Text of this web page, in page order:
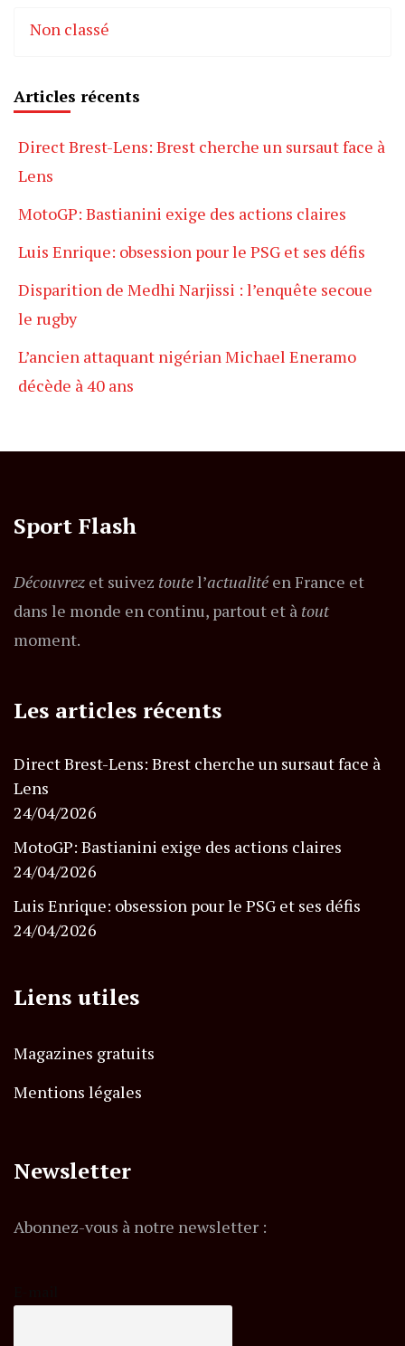
Non classé
Articles récents
Direct Brest-Lens: Brest cherche un sursaut face à
Lens
MotoGP: Bastianini exige des actions claires
Luis Enrique: obsession pour le PSG et ses défis
Disparition de Medhi Narjissi : l’enquête secoue
le rugby
L’ancien attaquant nigérian Michael Eneramo
décède à 40 ans
Sport Flash
Découvrez et suivez toutel’actualitéen France et
dans le monde en continu, partout et à tout
moment.
Les articles récents
Direct Brest-Lens: Brest cherche un sursaut face à
Lens
24/04/2026
MotoGP: Bastianini exige des actions claires
24/04/2026
Luis Enrique: obsession pour le PSG et ses défis
24/04/2026
Liens utiles
Magazines gratuits
Mentions légales
Newsletter
Abonnez-vous à notre newsletter :